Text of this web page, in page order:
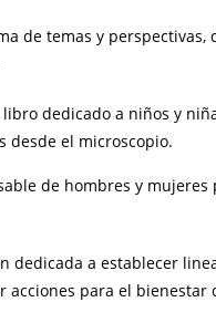
de temas y
dedicado a niños y
desde el microscopio.
de hombres y
dedicada a establecer
acciones para el bienestar